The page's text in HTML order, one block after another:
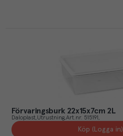
Förvaringsburk 22x15x7cm 2L
Daloplast Utrustning Art.nr. 515191
Köp (Logga in)